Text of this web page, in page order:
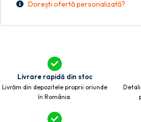
Dorești ofertă personalizată?
Livrare rapidă din stoc
Livrăm din depozitele proprii oriunde
în România.